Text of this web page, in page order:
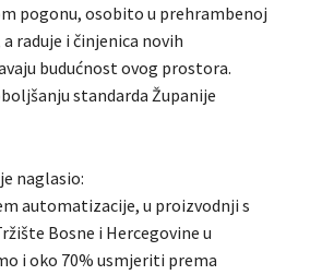
pogonu, osobito u prehrambenoj
raduje i činjenica novih
budućnost ovog prostora.
standarda Županije
naglasio:
automatizacije, u proizvodnji s
Bosne i Hercegovine u
i oko 70% usmjeriti prema